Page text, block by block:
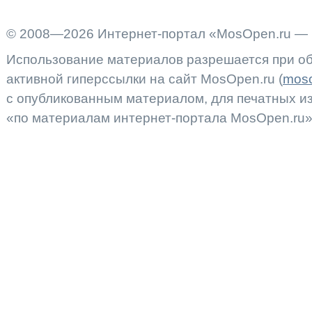
© 2008—2026 Интернет-портал «MosOpen.ru —
Использование материалов разрешается при
активной гиперссылки на сайт MosOpen.ru (
с опубликованным материалом, для печатных
«по материалам интернет-портала